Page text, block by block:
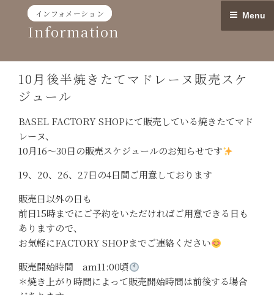
content
Menu
インフォメーション
Information
10月後半焼きたてマドレーヌ販売スケ
ジュール
BASEL FACTORY SHOPにて販売している焼きたてマド
レーヌ、
10月16〜30日の販売スケジュールのお知らせです
19、20、26、27日の4日間ご用意しております
販売日以外の日も
前日15時までにご予約をいただければご用意できる日も
ありますので、
お気軽にFACTORY SHOPまでご連絡ください
販売開始時間 am11:00頃
＊焼き上がり時間によって販売開始時間は前後する場合